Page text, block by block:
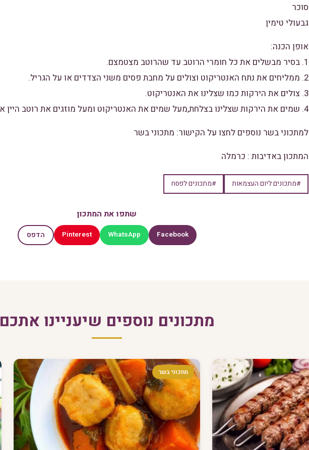
סוכר
גבעולי טימין
אופן הכנה:
1. בסיר מבשלים את כל חומרי הרוטב עד שהרוטב מצטמצם.
2. ממליחים את נתח האנטריקוט וצולים על מחבת פסים משני הצדדים או על הגריל.
3. צולים את הירקות כמו שצלינו את האנטריקוט.
4. שמים את הירקות שצלינו בצלחת,מעל שמים את האנטריקוט ומעל מוזגים את רוטב היין אדום המצומצם.
למתכוני בשר נוספים לחצו על הקישור: מתכוני בשר
המתכון באדיבות : כרמלה
#מתכונים ליום העצמאות #מתכונים לפסח
שתפו את המתכון
Facebook
WhatsApp
Pinterest הדפס
מתכונים נוספים שיעניינו אתכם
מתכוני בשר